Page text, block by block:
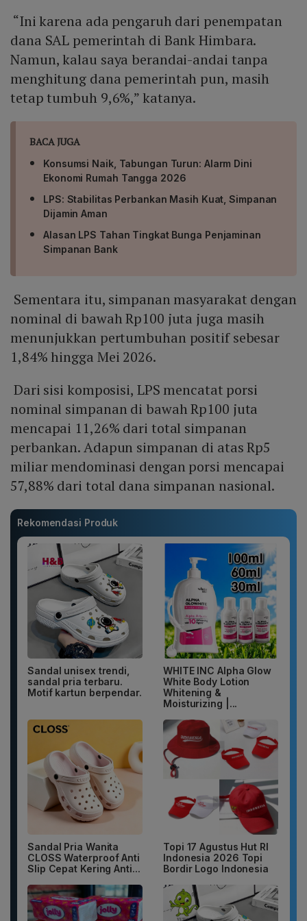
“Ini karena ada pengaruh dari penempatan
dana SAL pemerintah di Bank Himbara.
Namun, kalau saya berandai-andai tanpa
menghitung dana pemerintah pun, masih
tetap tumbuh 9,6%,” katanya.
BACA JUGA
Konsumsi Naik, Tabungan Turun: Alarm Dini
Ekonomi Rumah Tangga 2026
LPS: Stabilitas Perbankan Masih Kuat, Simpanan
Dijamin Aman
Alasan LPS Tahan Tingkat Bunga Penjaminan
Simpanan Bank
Sementara itu, simpanan masyarakat dengan
nominal di bawah Rp100 juta juga masih
menunjukkan pertumbuhan positif sebesar
1,84% hingga Mei 2026.
Dari sisi komposisi, LPS mencatat porsi
nominal simpanan di bawah Rp100 juta
mencapai 11,26% dari total simpanan
perbankan. Adapun simpanan di atas Rp5
miliar mendominasi dengan porsi mencapai
57,88% dari total dana simpanan nasional.
Rekomendasi Produk
Sandal unisex trendi,
sandal pria terbaru.
Motif kartun berpendar.
WHITE INC Alpha Glow
White Body Lotion
Whitening &
Moisturizing |...
Sandal Pria Wanita
CLOSS Waterproof Anti
Slip Cepat Kering Anti...
Topi 17 Agustus Hut RI
Indonesia 2026 Topi
Bordir Logo Indonesia